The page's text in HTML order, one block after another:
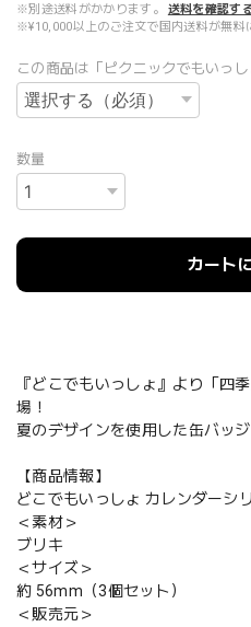
※別途送料がかかります。
送料を確認す
※¥10,000以上のご注文で国内送料が無料
この商品は「ピクニックでもいっし
数量
カート
『どこでもいっしょ』より「四
場！
夏のデザインを使用した缶バッジ
【商品情報】
どこでもいっしょ カレンダーシ
＜素材＞
ブリキ
＜サイズ＞
約 56mm（3個セット）
＜販売元＞